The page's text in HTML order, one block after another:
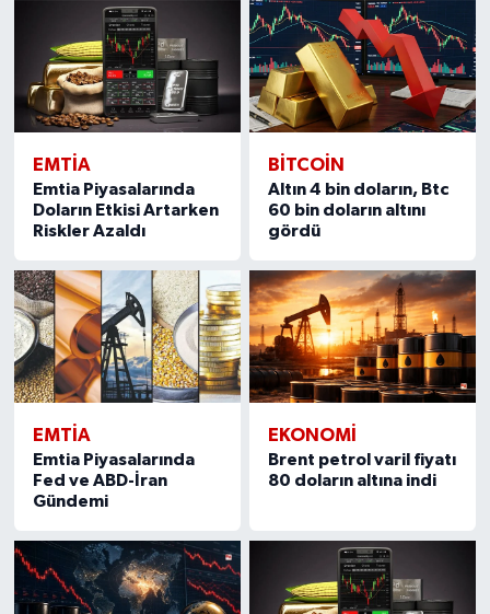
EMTIA
Emtia Piyasalarında
Doların Etkisi Artarken
Riskler Azaldı
BITCOIN
Altın 4 bin doların, Btc
60 bin doların altını
gördü
EMTIA
Emtia Piyasalarında
Fed ve ABD-İran
Gündemi
EKONOMI
Brent petrol varil fiyatı
80 doların altına indi